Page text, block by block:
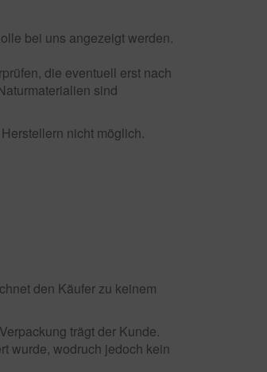
bei uns angezeigt werden.
die eventuell erst nach
sind
nicht möglich.
den Käufer zu keinem
trägt der Kunde.
wurde, wodruch jedoch kein